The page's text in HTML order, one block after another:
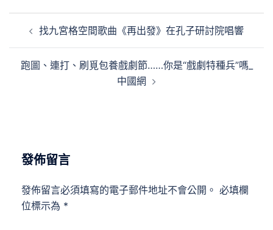
覽
找九宮格空間歌曲《再出發》在孔子研討院唱響
跑圖、連打、刷覓包養戲劇節……你是“戲劇特種兵”嗎_
中國網
發佈留言
發佈留言必須填寫的電子郵件地址不會公開。 必填欄
位標示為 *